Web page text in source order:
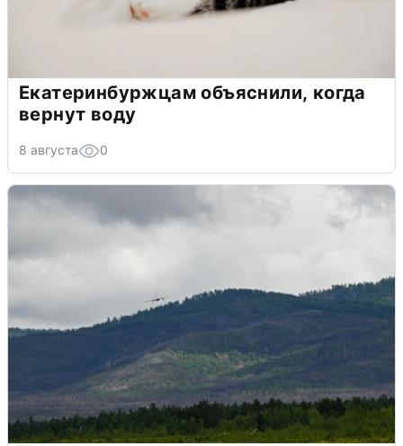
Екатеринбуржцам объяснили, когда
вернут воду
8 августа 0